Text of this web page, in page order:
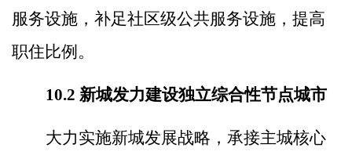
服务设施，补足社区级公共服务设施，提高
职住比例 。
10.2 新城发力建设独立综合性节点城市
大力实施新城发展战略，承接主城核心